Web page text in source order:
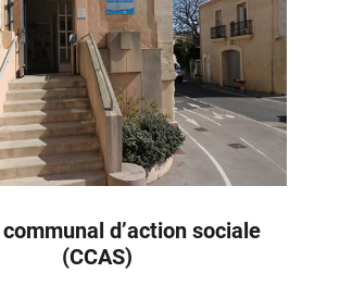
d’action sociale
(CCAS)